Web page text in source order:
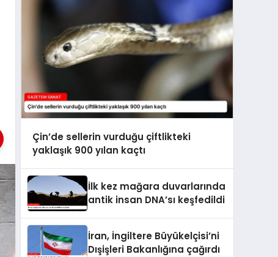
Çin’de sellerin vurduğu çiftlikteki
yaklaşık 900 yılan kaçtı
İlk kez mağara duvarlarında
antik insan DNA’sı keşfedildi
İran, İngiltere Büyükelçisi’ni
Dışişleri Bakanlığına çağırdı